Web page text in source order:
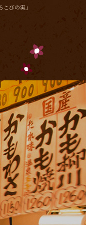
びの実」